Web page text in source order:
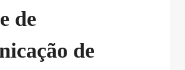
de
de